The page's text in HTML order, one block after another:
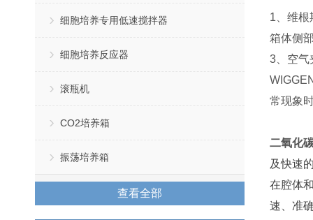
细胞培养专用低速搅拌器
细胞培养反应器
滚瓶机
CO2培养箱
振荡培养箱
查看全部
1、维根
箱体侧
3、空气
常现象
二氧化
及快速
在腔体
速、准